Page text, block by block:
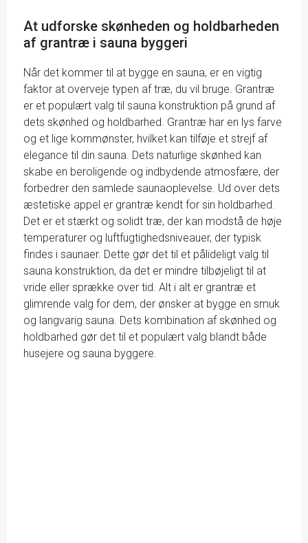
At udforske skønheden og holdbarheden
af grantræ i sauna byggeri
Når det kommer til at bygge en sauna, er en vigtig
faktor at overveje typen af træ, du vil bruge. Grantræ
er et populært valg til sauna konstruktion på grund af
dets skønhed og holdbarhed. Grantræ har en lys farve
og et lige kornmønster, hvilket kan tilføje et strejf af
elegance til din sauna. Dets naturlige skønhed kan
skabe en beroligende og indbydende atmosfære, der
forbedrer den samlede saunaoplevelse. Ud over dets
æstetiske appel er grantræ kendt for sin holdbarhed.
Det er et stærkt og solidt træ, der kan modstå de høje
temperaturer og luftfugtighedsniveauer, der typisk
findes i saunaer. Dette gør det til et pålideligt valg til
sauna konstruktion, da det er mindre tilbøjeligt til at
vride eller sprække over tid. Alt i alt er grantræ et
glimrende valg for dem, der ønsker at bygge en smuk
og langvarig sauna. Dets kombination af skønhed og
holdbarhed gør det til et populært valg blandt både
husejere og sauna byggere.